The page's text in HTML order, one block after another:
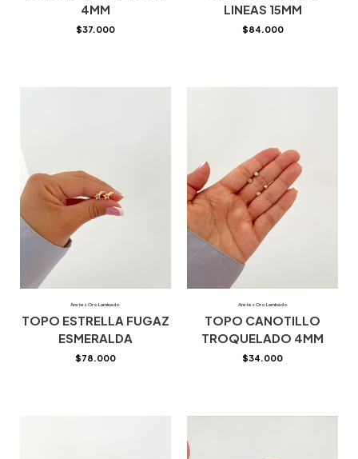
4MM
$37.000
LINEAS 15MM
$84.000
Aretes Oro Laminado
TOPO ESTRELLA FUGAZ
ESMERALDA
$78.000
Aretes Oro Laminado
TOPO CANOTILLO
TROQUELADO 4MM
$34.000